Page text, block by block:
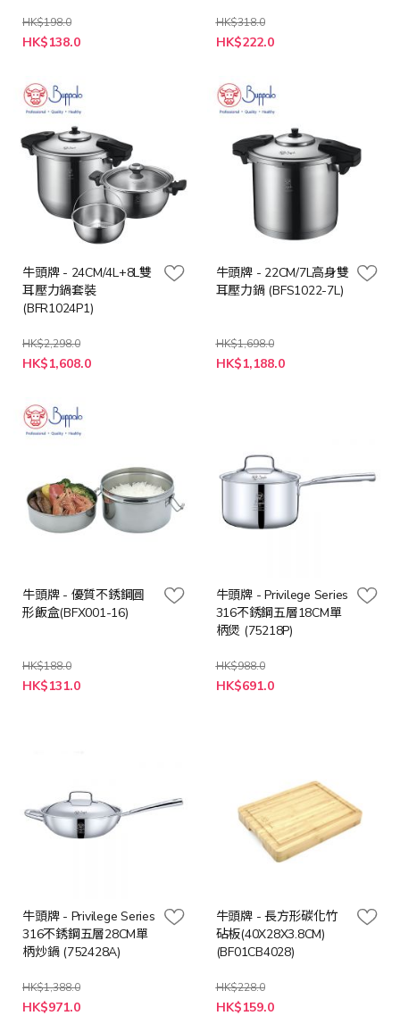
HK$198.0
特
殊
HK$138.0
HK$318.0
特
殊
HK$222.0
牛頭牌 - 24CM/4L+8L雙
耳壓力鍋套裝
(BFR1024P1)
HK$2,298.0
特
殊
HK$1,608.0
牛頭牌 - 22CM/7L高身雙
耳壓力鍋 (BFS1022-7L)
HK$1,698.0
特
殊
HK$1,188.0
牛頭牌 - 優質不銹鋼圓
形飯盒(BFX001-16)
HK$188.0
特
殊
HK$131.0
牛頭牌 - Privilege Series
316不銹鋼五層18CM單
柄煲 (75218P)
HK$988.0
特
殊
HK$691.0
牛頭牌 - Privilege Series
316不銹鋼五層28CM單
柄炒鍋 (752428A)
HK$1,388.0
特
殊
HK$971.0
牛頭牌 - 長方形碳化竹
砧板(40X28X3.8CM)
(BF01CB4028)
HK$228.0
特
殊
HK$159.0